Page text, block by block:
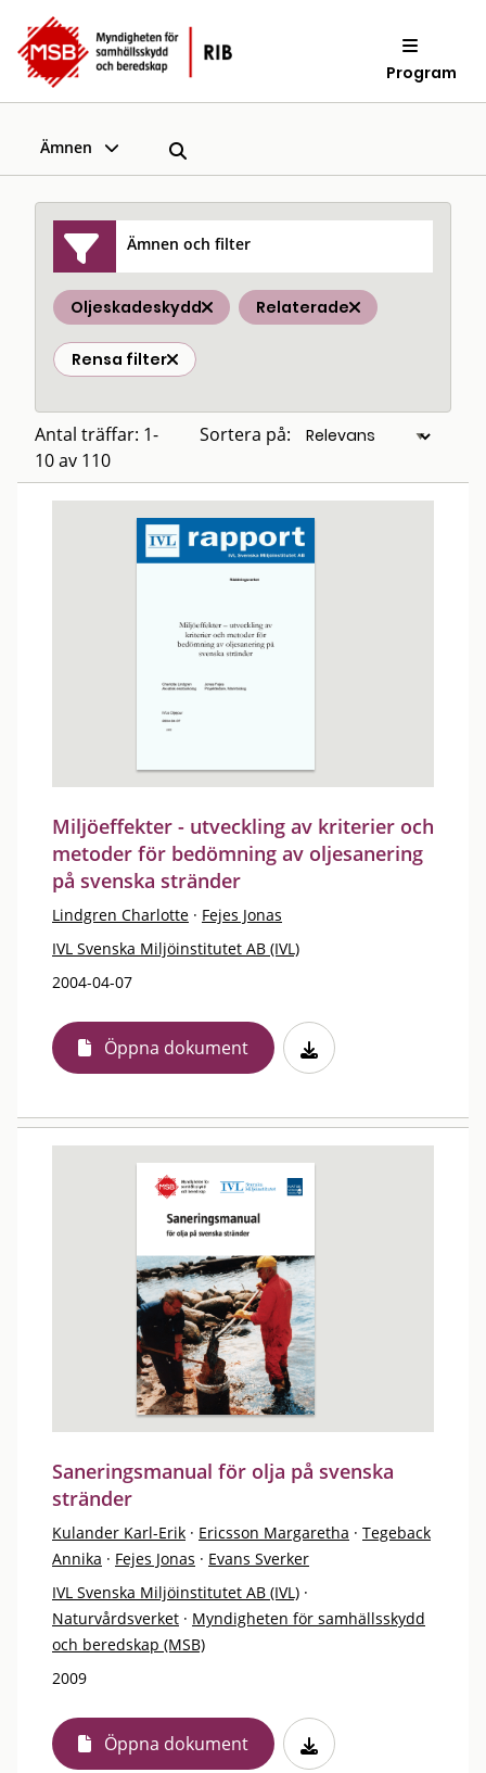
Program
Ämnen
Ämnen och filter
Oljeskadeskydd Relaterade
Rensa filter
Antal träffar: 1-
10 av 110
Sortera på:
Miljöeffekter - utveckling av kriterier och
metoder för bedömning av oljesanering
på svenska stränder
Lindgren Charlotte · Fejes Jonas
IVL Svenska Miljöinstitutet AB (IVL)
2004-04-07
Öppna dokument
Saneringsmanual för olja på svenska
stränder
Kulander Karl-Erik · Ericsson Margaretha · Tegeback
Annika · Fejes Jonas · Evans Sverker
IVL Svenska Miljöinstitutet AB (IVL) ·
Naturvårdsverket · Myndigheten för samhällsskydd
och beredskap (MSB)
2009
Öppna dokument